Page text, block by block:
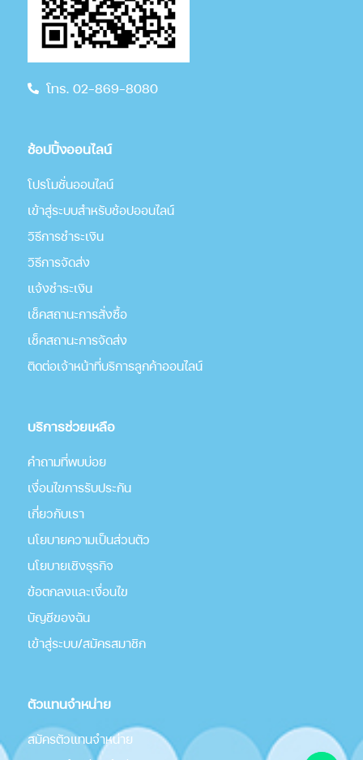
โทร. 02-869-8080
ช้อปปิ้งออนไลน์
โปรโมชั่นออนไลน์
เข้าสู่ระบบสำหรับช้อปออนไลน์
วิธีการชำระเงิน
วิธีการจัดส่ง
แจ้งชำระเงิน
เช็คสถานะการสั่งซื้อ
เช็คสถานะการจัดส่ง
ติดต่อเจ้าหน้าที่บริการลูกค้าออนไลน์
บริการช่วยเหลือ
คำถามที่พบบ่อย
เงื่อนไขการรับประกัน
เกี่่ยวกับเรา
นโยบายความเป็นส่วนตัว
นโยบายเชิงธุรกิจ
ข้อตกลงและเงื่อนไข
บัญชีของฉัน
เข้าสู่ระบบ/สมัครสมาชิก
ตัวแทนจำหน่าย
สมัครตัวแทนจำหน่าย